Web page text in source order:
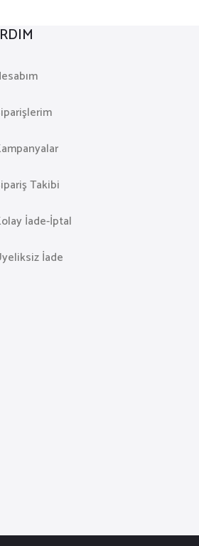
Takibi
İade-İptal
İade